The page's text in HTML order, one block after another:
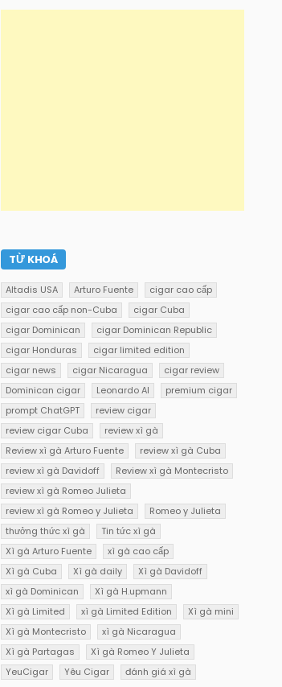
TỪ KHOÁ
Altadis USA Arturo Fuente
cigar cao cấp
cigar cao cấp non-Cuba
cigar Cuba
cigar Dominican
cigar Dominican Republic
cigar Honduras
cigar limited edition
cigar news
cigar Nicaragua
cigar review
Dominican cigar
Leonardo AI
premium cigar
prompt ChatGPT
review cigar
review cigar Cuba
review xì gà
Review xì gà Arturo Fuente
review xì gà Cuba
review xì gà Davidoff
Review xì gà Montecristo
review xì gà Romeo Julieta
review xì gà Romeo y Julieta
Romeo y Julieta
thưởng thức xì gà
Tin tức xì gà
Xì gà Arturo Fuente
xì gà cao cấp
Xì gà Cuba
Xì gà daily
Xì gà Davidoff
xì gà Dominican
Xì gà H.upmann
Xì gà Limited
xì gà Limited Edition
Xì gà mini
Xì gà Montecristo
xì gà Nicaragua
Xì gà Partagas
Xì gà Romeo Y Julieta
YeuCigar
Yêu Cigar đánh giá xì gà